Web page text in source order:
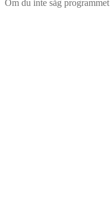
Om du inte såg